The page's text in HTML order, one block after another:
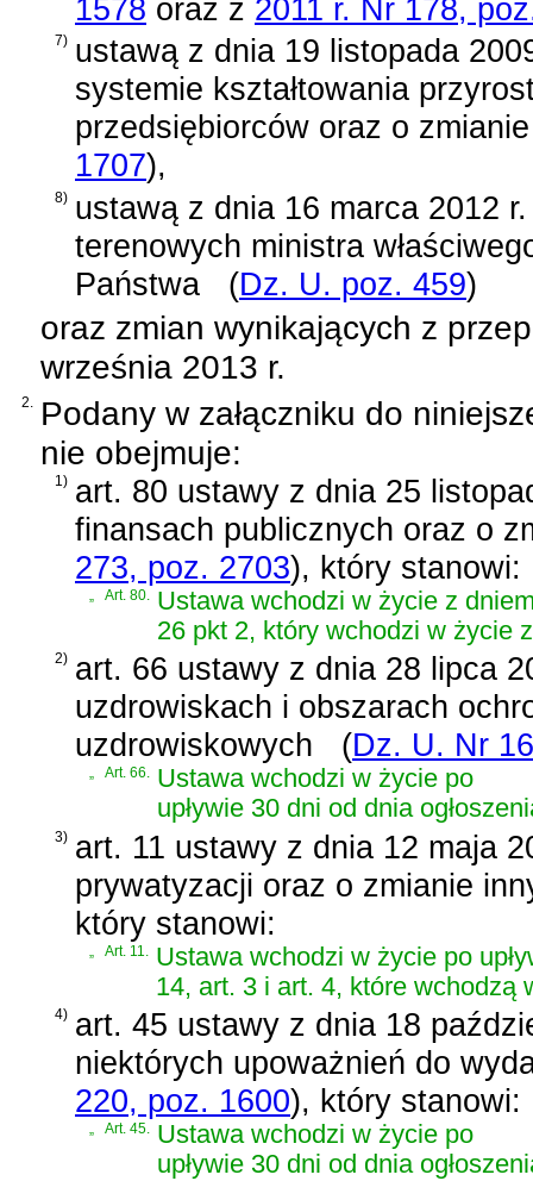
1578 oraz z 2011 r. Nr 178,
7) ustawą z dnia 19 listopada
systemie kształtowania
przedsiębiorców oraz o
1707),
8) ustawą z dnia 16 marca 2012
terenowych ministra
Państwa
(Dz. U. poz. 459)
oraz zmian wynikających z
września 2013 r.
2.
Podany w załączniku do
nie obejmuje:
1) art. 80 ustawy z dnia 25
finansach publicznych oraz o
273, poz. 2703), który stanowi:
Art. 80.
Ustawa wchodzi w życie z
26 pkt 2, który wchodzi w życie
2) art. 66 ustawy z dnia 28 lipca
uzdrowiskach i obszarach
uzdrowiskowych
(Dz. U. Nr
„ Art. 66. Ustawa wchodzi w życie po
upływie 30 dni od dnia
3) art. 11 ustawy z dnia 12 maja
prywatyzacji oraz o zmianie
który stanowi:
Art. 11.
Ustawa wchodzi w życie po
14, art. 3 i art. 4, które wchodzą
4) art. 45 ustawy z dnia 18
niektórych upoważnień do
220, poz. 1600), który stanowi:
„ Art. 45. Ustawa wchodzi w życie po
upływie 30 dni od dnia